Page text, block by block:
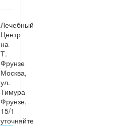
Лечебный
Центр
на
Т.
Фрунзе
Москва,
ул.
Тимура
Фрунзе,
15/1
уточняйте